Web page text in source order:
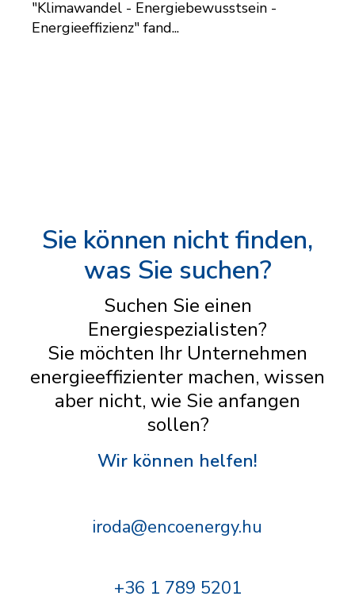
"Klimawandel - Energiebewusstsein -
Energieeffizienz" fand...
Sie können nicht finden,
was Sie suchen?
Suchen Sie einen
Energiespezialisten?
Sie möchten Ihr Unternehmen
energieeffizienter machen, wissen
aber nicht, wie Sie anfangen
sollen?
Wir können helfen!
iroda@encoenergy.hu
+36 1 789 5201